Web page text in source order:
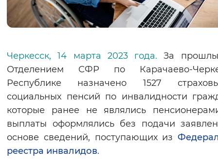
Включены Выключены
Звуковой ассистент
Вернуть стандартные настройки
Черкесск, 14 марта 2023 года. За
Отделением СФР по Карачаево-
Республике назначено 1527
социальных пенсий по инвалидности
которые ранее не являлись
выплаты оформлялись без подачи
основе сведений, поступающих из
реестра инвалидов.